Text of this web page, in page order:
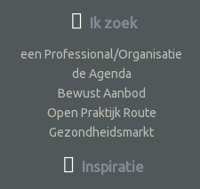
Ik zoek
een Professional/Organisatie
de Agenda
Bewust Aanbod
Open Praktijk Route
Gezondheidsmarkt
Inspiratie